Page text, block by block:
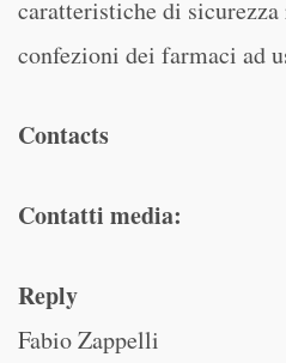
caratteristiche di
confezioni dei farmaci ad
Contacts
Contatti media:
Reply
Fabio Zappelli